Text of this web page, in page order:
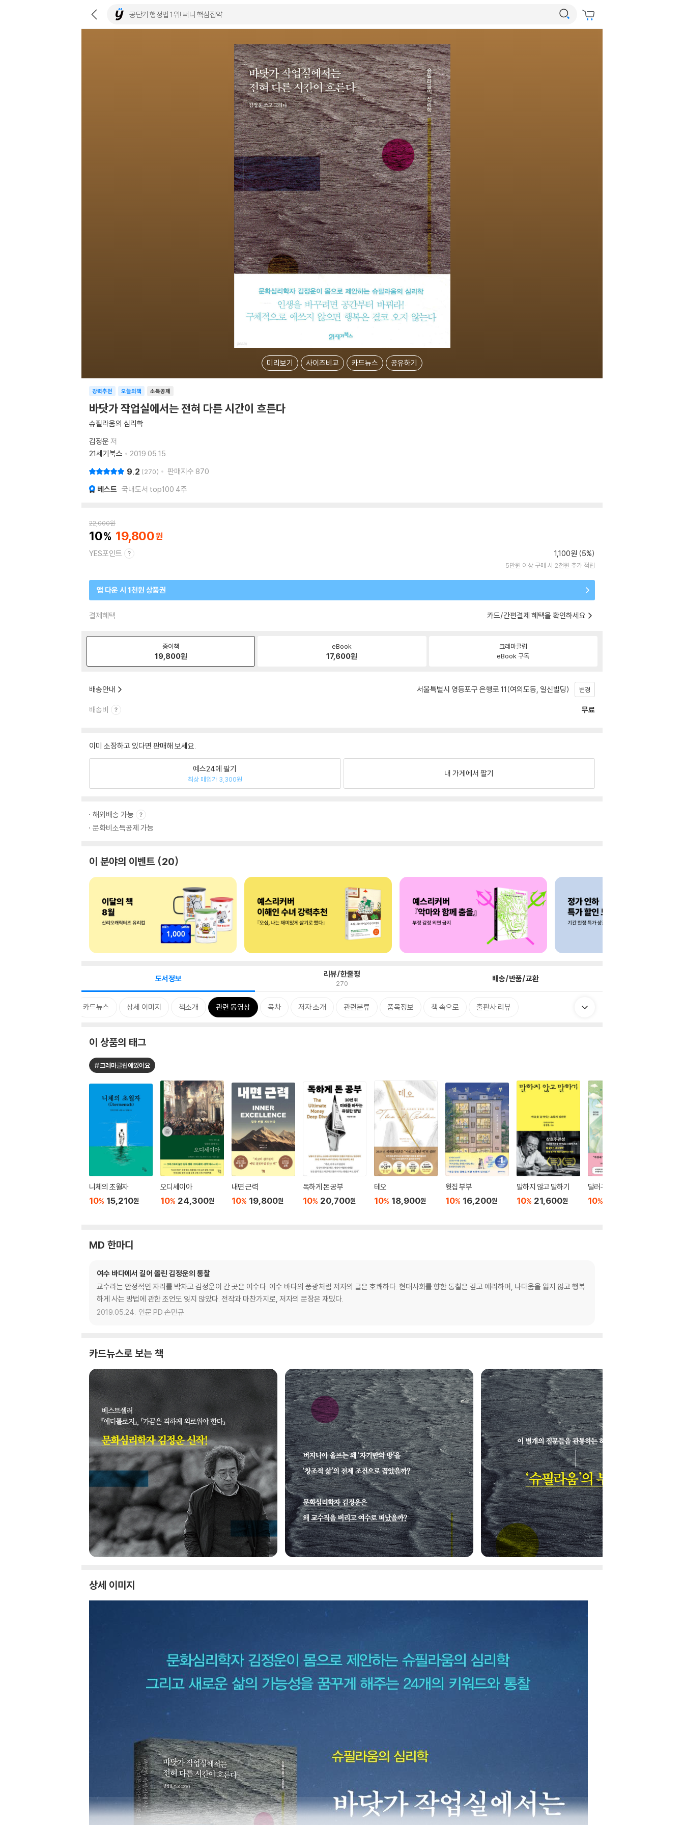
미리보기 사이즈비교 카드뉴스 공유하기
소득공제
강력추천 오늘의책
바닷가 작업실에서는 전혀 다른 시간이 흐른다
슈필라움의 심리학
김정운 저
21세기북스
2019.05.15.
9.2 270 판매지수 870
베스트 국내도서 top100 4주
22,000원
10 19,800
YES포인트 1,100원 (5%)
5만원 이상 구매 시 2천원 추가 적립
앱 다운 시 1천원 상품권
결제혜택 카드/간편결제 혜택을 확인하세요
종이책
19,800원
eBook
17,600원
크레마클럽
eBook 구독
배송안내 서울특별시 영등포구 은행로 11(여의도동, 일신빌딩) 변경
배송비 무료
이미 소장하고 있다면 판매해 보세요.
예스24에 팔기
최상 매입가 3,300원
내 가게에서 팔기
해외배송 가능
문화비소득공제 가능
이 분야의 이벤트 20
도서정보 리뷰/한줄평
270 배송/반품/교환
카드뉴스 상세 이미지 책소개 관련 동영상 목차 저자 소개 관련분류 품목정보 책 속으로 출판사 리뷰
이 상품의 태그
#크레마클럽에있어요
니체의 초월자
10% 15,210원
오디세이아
10% 24,300원
내면 근력
10% 19,800원
독하게 돈 공부
10% 20,700원
테오
10% 18,900원
윗집 부부
10% 16,200원
말하지 않고 말하기
10% 21,600원
달러구트 꿈 백화점 0
10%
MD 한마디
여수 바다에서 길어 올린 김정운의 통찰
교수라는 안정적인 자리를 박차고 김정운이 간 곳은 여수다. 여수 바다의 풍광처럼 저자의 글은 호쾌하다. 현대사회를 향한 통찰은 깊고 예리하며, 나다움을 잃지 않고 행복
하게 사는 방법에 관한 조언도 잊지 않았다. 전작과 마찬가지로, 저자의 문장은 재밌다.
2019.05.24. 인문 PD 손민규
카드뉴스로 보는 책
상세 이미지